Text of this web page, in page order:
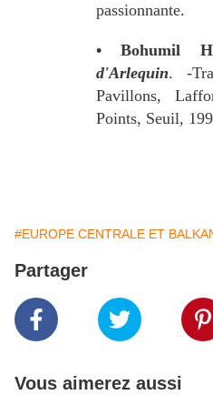
passionnante.
• Bohumil
d'Arlequin. -
Pavillons,
Points, Seuil,
#EUROPE CENTRALE ET
Partager
Vous aimerez aussi